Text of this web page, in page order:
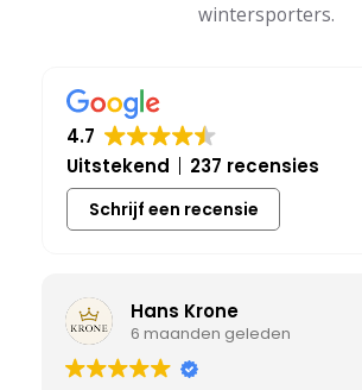
wintersporters.
4.7
Uitstekend
237 recensies
Schrijf een recensie
Hans Krone
6 maanden geleden